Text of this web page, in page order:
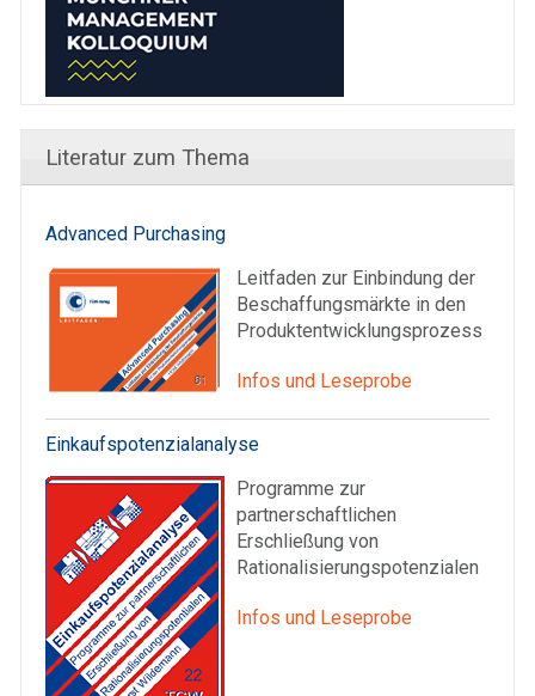
Literatur zum Thema
Advanced Purchasing
Leitfaden zur Einbindung der
Beschaffungsmärkte in den
Produktentwicklungsprozess
Infos und Leseprobe
Einkaufspotenzialanalyse
Programme zur
partnerschaftlichen
Erschließung von
Rationalisierungspotenzialen
Infos und Leseprobe